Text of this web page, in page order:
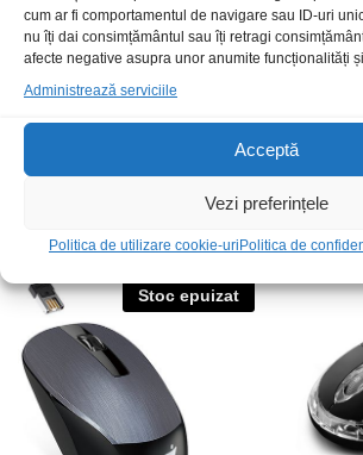
cum ar fi comportamentul de navigare sau ID-uri
nu îți dai consimțământul sau îți retragi
afecte negative asupra unor anumite funcționalități
Administrează serviciile
Acceptă
Vezi preferințele
Politica de utilizare cookie-uri Politica de
Card LAN 1Gb USB TipC
Set
10x
Stoc epuizat